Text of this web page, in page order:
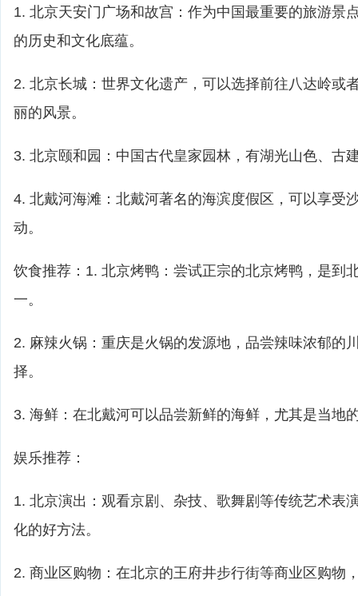
1. 北京天安门广场和故宫：作为中国最重要的旅游景
的历史和文化底蕴。
2. 北京长城：世界文化遗产，可以选择前往八达岭或
丽的风景。
3. 北京颐和园：中国古代皇家园林，有湖光山色、古
4. 北戴河海滩：北戴河著名的海滨度假区，可以享受
动。
饮食推荐：1. 北京烤鸭：尝试正宗的北京烤鸭，是到
一。
2. 麻辣火锅：重庆是火锅的发源地，品尝辣味浓郁的
择。
3. 海鲜：在北戴河可以品尝新鲜的海鲜，尤其是当地
娱乐推荐：
1. 北京演出：观看京剧、杂技、歌舞剧等传统艺术表
化的好方法。
2. 商业区购物：在北京的王府井步行街等商业区购物